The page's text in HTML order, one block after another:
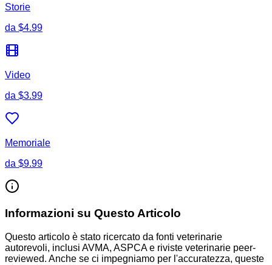
Storie
da $4.99
Video
da $3.99
Memoriale
da $9.99
Informazioni su Questo Articolo
Questo articolo è stato ricercato da fonti veterinarie
autorevoli, inclusi AVMA, ASPCA e riviste veterinarie peer-
reviewed. Anche se ci impegniamo per l'accuratezza, queste